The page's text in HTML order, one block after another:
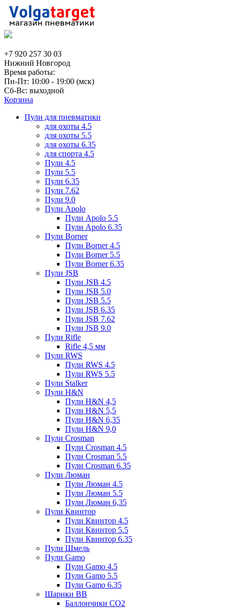
+7 920 257 30 03
Нижний Новгород
Время работы:
Пн-Пт: 10:00 - 19:00 (мск)
Сб-Вс: выходной
Корзина
Пули для пневматики
для охоты 4.5
для охоты 5.5
для охоты 6.35
для спорта 4.5
Пули 4.5
Пули 5.5
Пули 6.35
Пули 7.62
Пули 9.0
Пули Apolo
Пули Apolo 5.5
Пули Apolo 6.35
Пули Borner
Пули Borner 4.5
Пули Borner 5.5
Пули Borner 6.35
Пули JSB
Пули JSB 4.5
Пули JSB 5.0
Пули JSB 5.5
Пули JSB 6.35
Пули JSB 7.62
Пули JSB 9.0
Пули Rifle
Rifle 4,5 мм
Пули RWS
Пули RWS 4.5
Пули RWS 5.5
Пули Stalker
Пули H&N
Пули H&N 4,5
Пули H&N 5,5
Пули H&N 6,35
Пули H&N 9,0
Пули Crosman
Пули Crosman 4.5
Пули Crosman 5.5
Пули Crosman 6.35
Пули Люман
Пули Люман 4.5
Пули Люман 5.5
Пули Люман 6,35
Пули Квинтор
Пули Квинтор 4.5
Пули Квинтор 5.5
Пули Квинтор 6.35
Пули Шмель
Пули Gamo
Пули Gamo 4.5
Пули Gamo 5.5
Пули Gamo 6.35
Шарики BB
Баллончики CO2